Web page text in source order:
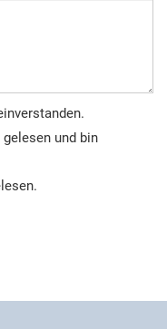
gelesen und bin